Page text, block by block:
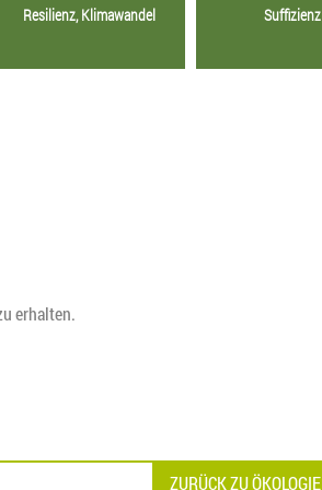
Resilienz, Klimawandel Suffizienz
erhalten.
ZURÜCK ZU ÖKOLOGIE